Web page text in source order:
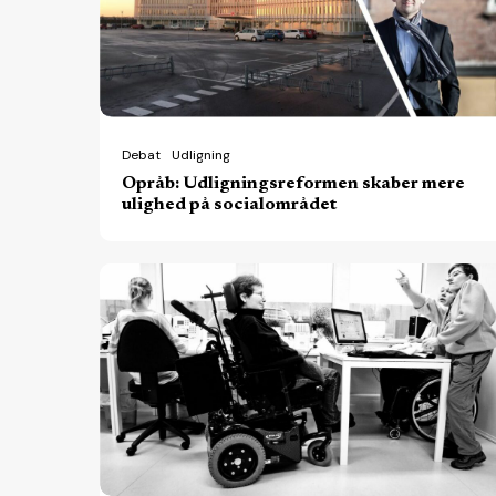
ulighed
på
socialområdet
Debat
Udligning
Opråb: Udligningsreformen skaber mere
ulighed på socialområdet
Botilbud
nabokommuner
koster
hjemkommuner
flere
milliarder